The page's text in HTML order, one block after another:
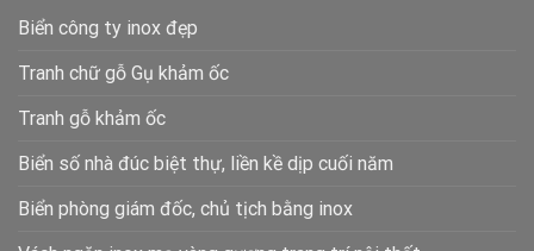
Biển công ty inox đẹp
Tranh chữ gỗ Gụ khảm ốc
Tranh gỗ khảm ốc
Biển số nhà đúc biệt thự, liền kề dịp cuối năm
Biển phòng giám đốc, chủ tịch bằng inox